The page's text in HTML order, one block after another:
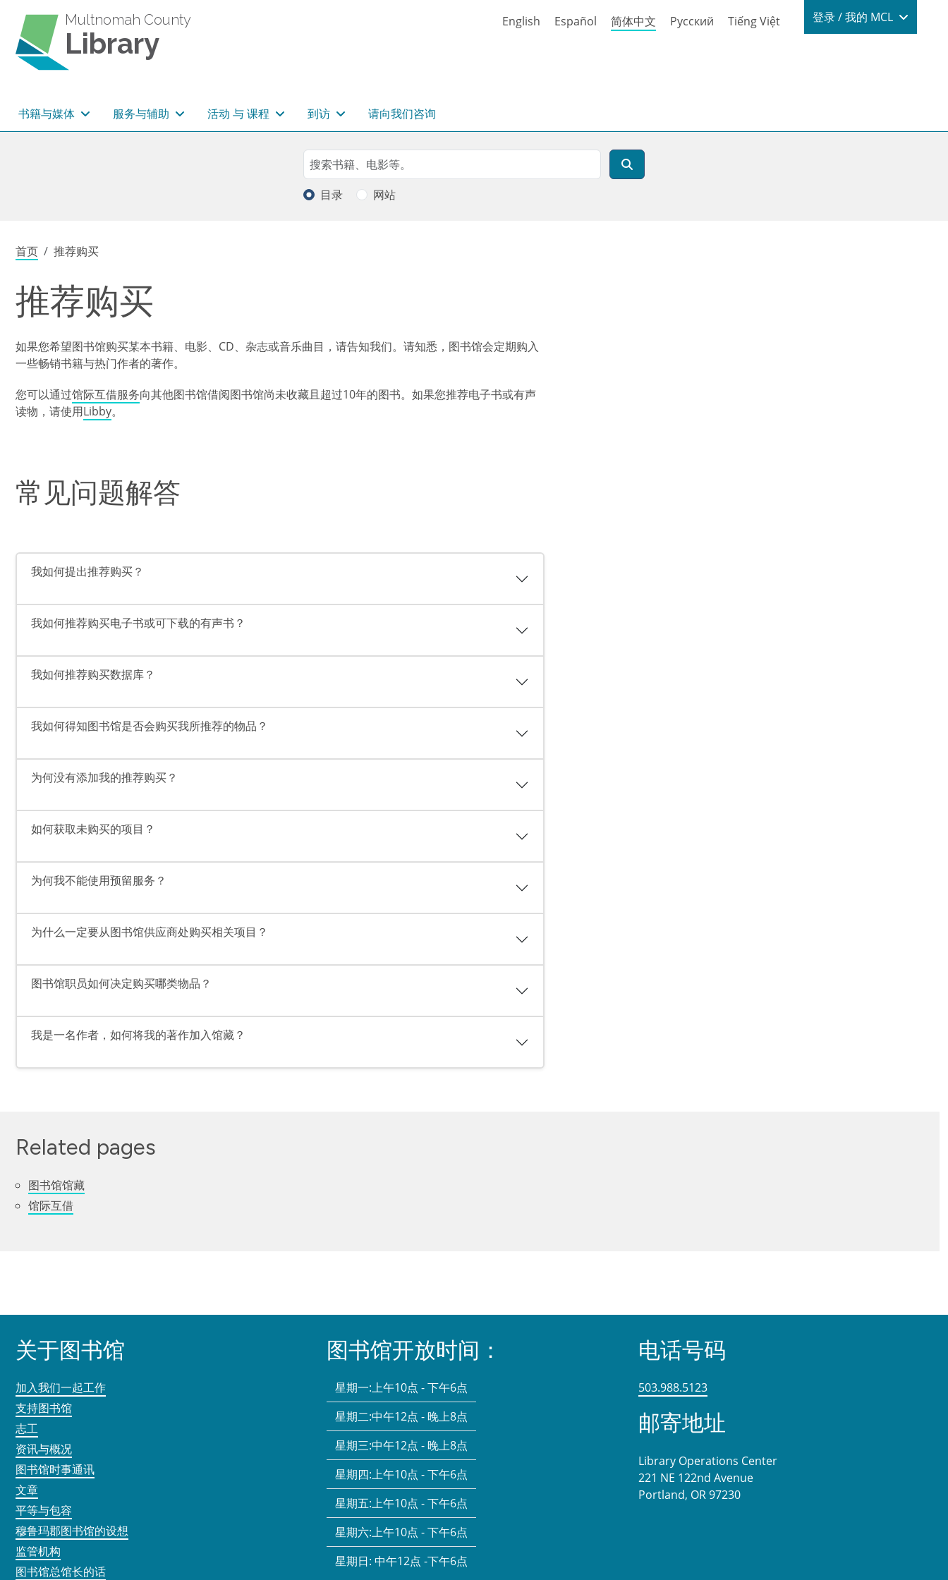
Multnomah County
Library
English Español 简体中文 Русский Tiếng Việt Login / My
登录 / 我的 MCL
主导航
书籍与媒体 服务与辅助 活动 与 课程 到访 请向我们咨询
Search
搜索
目录 网站
面包屑
首页 推荐购买
推荐购买
如果您希望图书馆购买某本书籍、电影、CD、杂志或音乐曲目，请告知我们。请知悉，图书馆会定期购入
一些畅销书籍与热门作者的著作。
您可以通过馆际互借服务向其他图书馆借阅图书馆尚未收藏且超过10年的图书。如果您推荐电子书或有声
读物，请使用Libby。
常见问题解答
我如何提出推荐购买？
我如何推荐购买电子书或可下载的有声书？
我如何推荐购买数据库？
我如何得知图书馆是否会购买我所推荐的物品？
为何没有添加我的推荐购买？
如何获取未购买的项目？
为何我不能使用预留服务？
为什么一定要从图书馆供应商处购买相关项目？
图书馆职员如何决定购买哪类物品？
我是一名作者，如何将我的著作加入馆藏？
Related pages
图书馆馆藏
馆际互借
关于图书馆
加入我们一起工作
支持图书馆
志工
资讯与概况
图书馆时事通讯
文章
平等与包容
穆鲁玛郡图书馆的设想
监管机构
图书馆总馆长的话
图书馆开放时间：
星期一:上午10点 - 下午6点
星期二:中午12点 - 晚上8点
星期三:中午12点 - 晚上8点
星期四:上午10点 - 下午6点
星期五:上午10点 - 下午6点
星期六:上午10点 - 下午6点
星期日: 中午12点 -下午6点
电话号码
503.988.5123
邮寄地址
Library Operations Center
221 NE 122nd Avenue
Portland, OR 97230